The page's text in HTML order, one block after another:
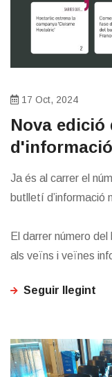
17 Oct, 2024
Nova edició
Ja és al carrer el
butlletí d’informació
El darrer número
als veïns i veïnes
Seguir llegint